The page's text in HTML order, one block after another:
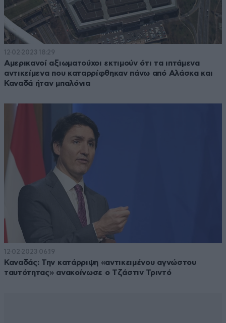
12·02·2023 18:29
Αμερικανοί αξιωματούχοι εκτιμούν ότι τα ιπτάμενα
αντικείμενα που καταρρίφθηκαν πάνω από Αλάσκα και
Καναδά ήταν μπαλόνια
12·02·2023 06:19
Καναδάς: Την κατάρριψη «αντικειμένου αγνώστου
ταυτότητας» ανακοίνωσε ο Τζάστιν Τριντό